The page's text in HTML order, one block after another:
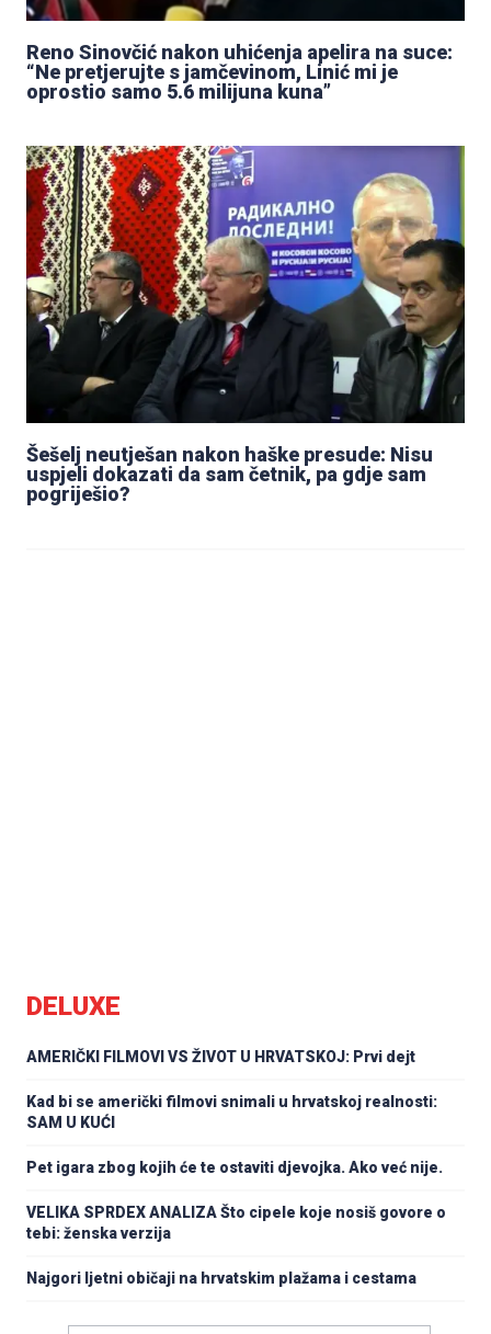
Reno Sinovčić nakon uhićenja apelira na suce:
“Ne pretjerujte s jamčevinom, Linić mi je
oprostio samo 5.6 milijuna kuna”
Šešelj neutješan nakon haške presude: Nisu
uspjeli dokazati da sam četnik, pa gdje sam
pogriješio?
DELUXE
AMERIČKI FILMOVI VS ŽIVOT U HRVATSKOJ: Prvi dejt
Kad bi se američki filmovi snimali u hrvatskoj realnosti:
SAM U KUĆI
Pet igara zbog kojih će te ostaviti djevojka. Ako već nije.
VELIKA SPRDEX ANALIZA Što cipele koje nosiš govore o
tebi: ženska verzija
Najgori ljetni običaji na hrvatskim plažama i cestama